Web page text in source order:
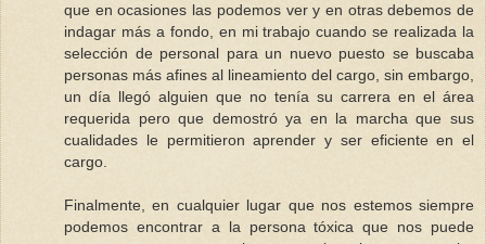
que en ocasiones las podemos ver y en otras debemos de
indagar más a fondo, en mi trabajo cuando se realizada la
selección de personal para un nuevo puesto se buscaba
personas más afines al lineamiento del cargo, sin embargo,
un día llegó alguien que no tenía su carrera en el área
requerida pero que demostró ya en la marcha que sus
cualidades le permitieron aprender y ser eficiente en el
cargo.
Finalmente, en cualquier lugar que nos estemos siempre
podemos encontrar a la persona tóxica que nos puede